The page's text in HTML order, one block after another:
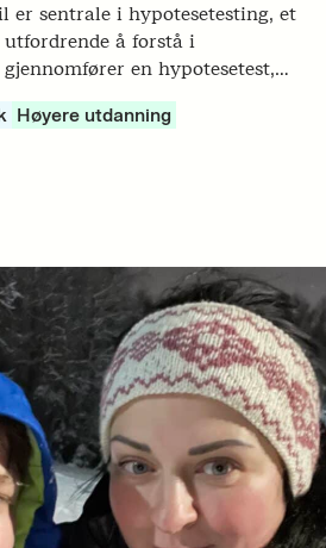
er sentrale i hypotesetesting, et
å forstå i
en hypotesetest,…
Høyere utdanning